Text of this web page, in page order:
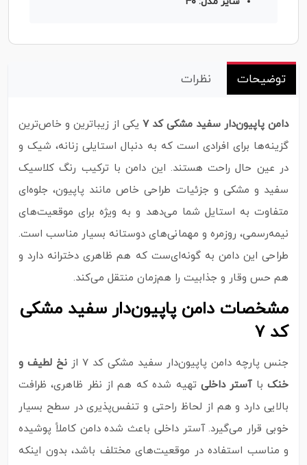
توضیحات نظرات
دامن پاپیون‌دار سفید مشکی کد ۷
یکی از زیباترین و خاص‌ترین
گزینه‌ها برای افرادی است که به دنبال استایلی زنانه، شیک و
در عین حال راحت هستند. این دامن با ترکیب رنگ کلاسیک
سفید و مشکی و جزئیات طراحی خاص مانند پاپیون، جلوه‌ای
متفاوت به استایل شما می‌دهد و به‌ ویژه برای موقعیت‌های
نیمه‌رسمی، روزمره و مهمانی‌های دوستانه بسیار مناسب است.
طراحی این دامن به‌ گونه‌ای‌ست که هم ظاهری دخترانه دارد و
هم حس وقار و جذابیت را هم‌زمان منتقل می‌کند.
مشخصات دامن پاپیون‌دار سفید مشکی
کد ۷
جنس پارچه دامن پاپیون‌دار سفید مشکی کد ۷ از
نخ لطیف و
خنکباآستر داخلی تهیه شده که هم از نظر ظاهری، ظرافت
بالایی دارد و هم از لحاظ راحتی و تنفس‌پذیری در سطح بسیار
خوبی قرار می‌گیرد. آستر داخلی باعث شده دامن کاملاً پوشیده
و مناسب استفاده در موقعیت‌های مختلف باشد، بدون اینکه